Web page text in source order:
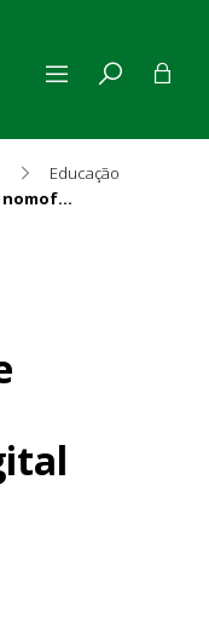
Educação
Projeto institui campanha sobre nomofobia, a dependência digital